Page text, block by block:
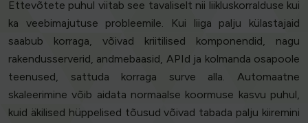
Ettevõtete puhul viitab see tavaliselt nii liikluskorralduse kui
ka veebimajutuse probleemile. Kui liiga palju külastajaid
saabub korraga, võivad kriitilised komponendid, nagu
rakendusserverid, andmebaasid, APId ja kolmanda osapoole
teenused, sattuda korraga surve alla. Automaatne
skaleerimine võib aidata normaalse koormuse kasvu puhul,
kuid äkilised hüppelised tõusud võivad tabada palju kiiremini